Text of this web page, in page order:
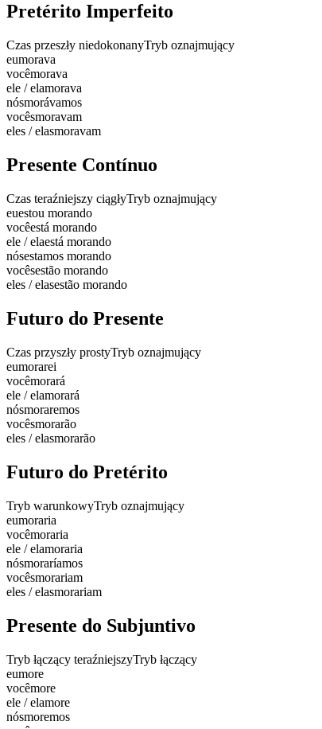
Pretérito Imperfeito
Czas przeszły niedokonanyTryb oznajmujący
eumorava
vocêmorava
ele / elamorava
nósmorávamos
vocêsmoravam
eles / elasmoravam
Presente Contínuo
Czas teraźniejszy ciągłyTryb oznajmujący
euestou morando
vocêestá morando
ele / elaestá morando
nósestamos morando
vocêsestão morando
eles / elasestão morando
Futuro do Presente
Czas przyszły prostyTryb oznajmujący
eumorarei
vocêmorará
ele / elamorará
nósmoraremos
vocêsmorarão
eles / elasmorarão
Futuro do Pretérito
Tryb warunkowyTryb oznajmujący
eumoraria
vocêmoraria
ele / elamoraria
nósmoraríamos
vocêsmorariam
eles / elasmorariam
Presente do Subjuntivo
Tryb łączący teraźniejszyTryb łączący
eumore
vocêmore
ele / elamore
nósmoremos